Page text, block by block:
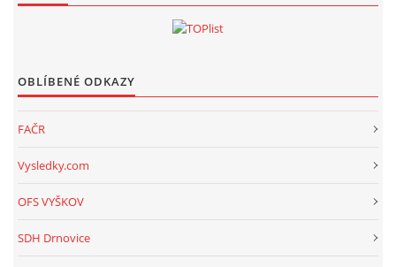
OBLÍBENÉ ODKAZY
FAČR
Vysledky.com
OFS VYŠKOV
SDH Drnovice